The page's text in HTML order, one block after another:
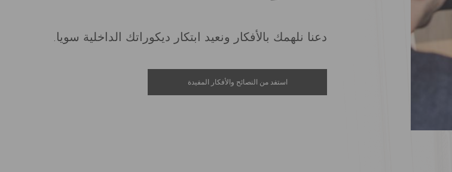
دعنا نلهمك بالأفكار ونعيد ابتكار ديكوراتك الداخلية سويا.
استفد من النصائح والأفكار المفيدة